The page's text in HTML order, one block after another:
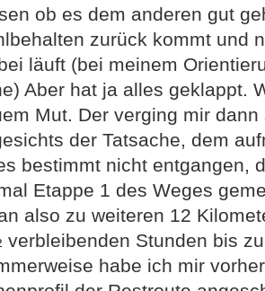
ob es dem anderen gut
zurück kommt und
läuft (bei meinem
Aber hat ja alles geklappt.
Mut. Der verging mir
der Tatsache, dem
bestimmt nicht entgangen,
Etappe 1 des Weges
also zu weiteren 12
Stunden bis
habe ich mir